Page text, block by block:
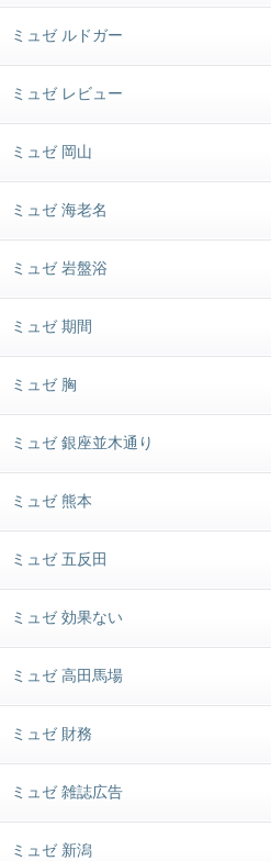
ミュゼ ルドガー
ミュゼ レビュー
ミュゼ 岡山
ミュゼ 海老名
ミュゼ 岩盤浴
ミュゼ 期間
ミュゼ 胸
ミュゼ 銀座並木通り
ミュゼ 熊本
ミュゼ 五反田
ミュゼ 効果ない
ミュゼ 高田馬場
ミュゼ 財務
ミュゼ 雑誌広告
ミュゼ 新潟